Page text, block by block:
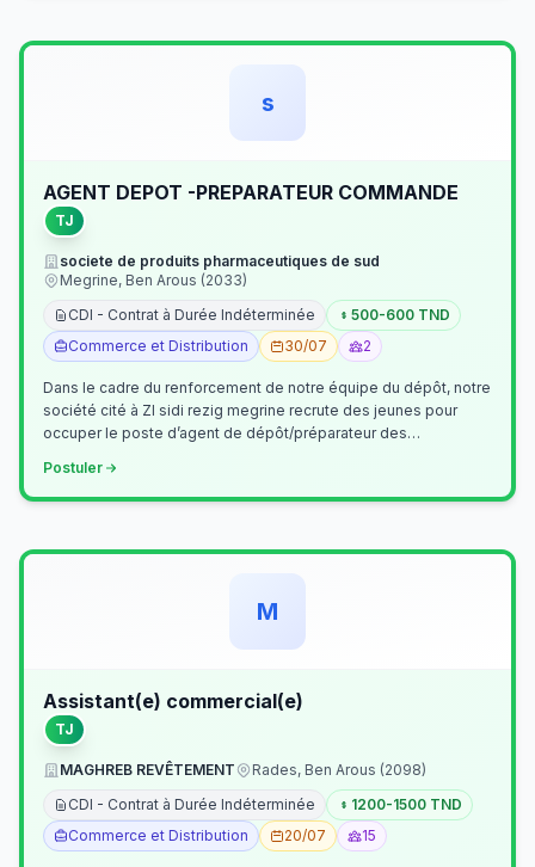
s
AGENT DEPOT -PREPARATEUR COMMANDE
TJ
societe de produits pharmaceutiques de sud
Megrine, Ben Arous (2033)
CDI - Contrat à Durée Indéterminée
500-600 TND
Commerce et Distribution
30/07 2
Dans le cadre du renforcement de notre équipe du dépôt, notre
société cité à ZI sidi rezig megrine recrute des jeunes pour
occuper le poste d’agent de dépôt/préparateur des
Postuler
M
Assistant(e) commercial(e)
TJ
MAGHREB REVÊTEMENT
Rades, Ben Arous (2098)
CDI - Contrat à Durée Indéterminée
1200-1500 TND
Commerce et Distribution
20/07 15